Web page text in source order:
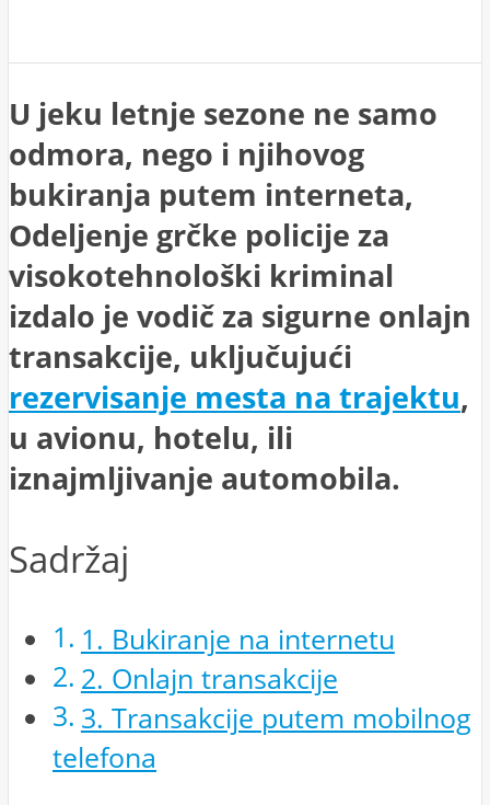
U jeku letnje sezone ne samo
odmora, nego i njihovog
bukiranja putem interneta,
Odeljenje grčke policije za
visokotehnološki kriminal
izdalo je vodič za sigurne onlajn
transakcije, uključujući
rezervisanje mesta na trajektu,
u avionu, hotelu, ili
iznajmljivanje automobila.
Sadržaj
1. Bukiranje na internetu
2. Onlajn transakcije
3. Transakcije putem mobilnog
telefona